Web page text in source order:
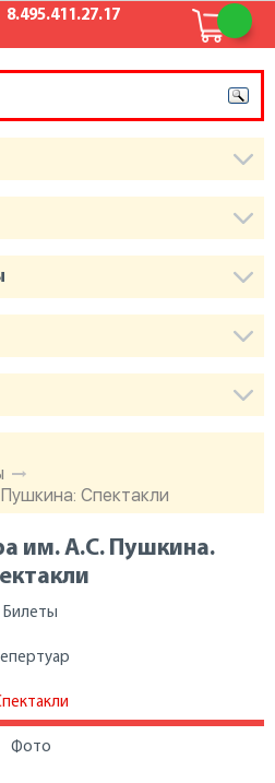
8.495.411.27.17
Спектакли
им. А.С. Пушкина.
Билеты
Фото